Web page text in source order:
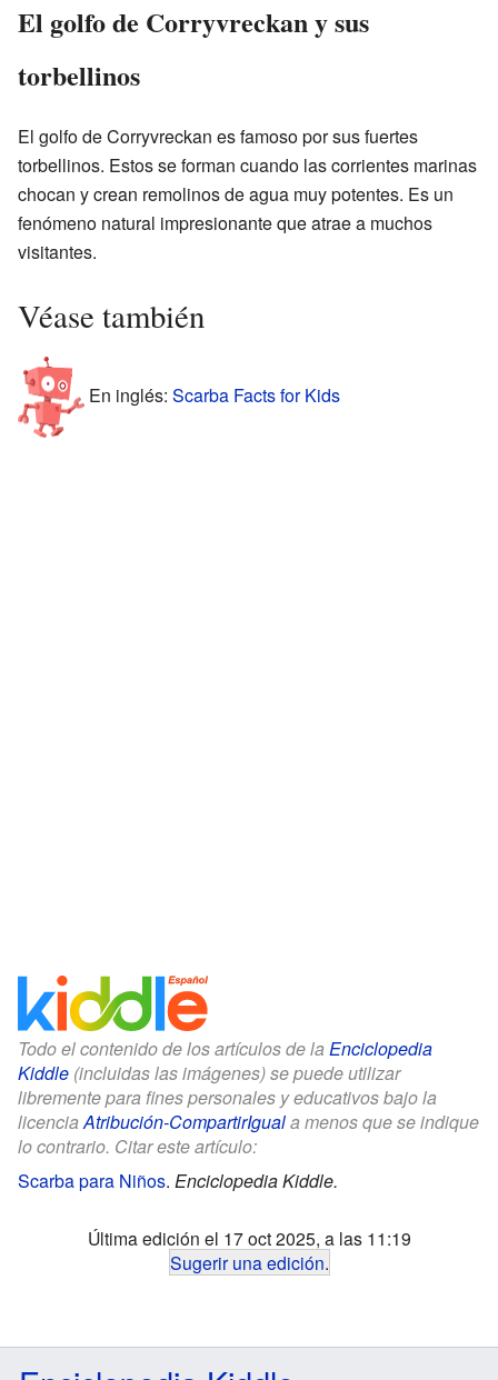
El golfo de Corryvreckan y sus
torbellinos
El golfo de Corryvreckan es famoso por sus fuertes
torbellinos. Estos se forman cuando las corrientes marinas
chocan y crean remolinos de agua muy potentes. Es un
fenómeno natural impresionante que atrae a muchos
visitantes.
Véase también
En inglés: Scarba Facts for Kids
Todo el contenido de los artículos de la Enciclopedia
Kiddle (incluidas las imágenes) se puede utilizar
libremente para fines personales y educativos bajo la
licenciaAtribución-CompartirIguala menos que se indique
lo contrario. Citar este artículo:
Scarba para Niños. Enciclopedia Kiddle.
Última edición el 17 oct 2025, a las 11:19
Sugerir una edición.